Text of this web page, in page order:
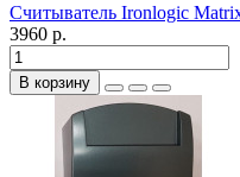
Считыватель Ironlogic
3960 р.
В корзину